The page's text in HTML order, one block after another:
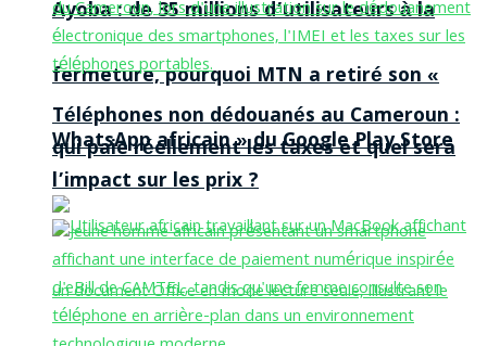
Ayoba : de 35 millions d’utilisateurs à la
fermeture, pourquoi MTN a retiré son «
WhatsApp africain » du Google Play Store
Téléphones non dédouanés au Cameroun :
qui paie réellement les taxes et quel sera
l’impact sur les prix ?